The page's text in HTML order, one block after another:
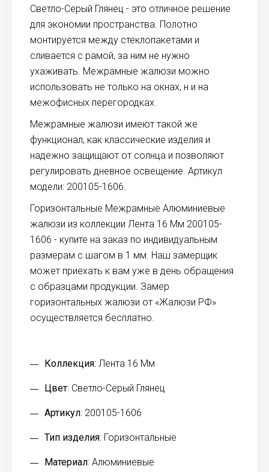
Светло-Серый Глянец - это отличное решение
для экономии пространства. Полотно
монтируется между стеклопакетами и
сливается с рамой, за ним не нужно
ухаживать. Межрамные жалюзи можно
использовать не только на окнах, н и на
межофисных перегородках.
Межрамные жалюзи имеют такой же
функционал, как классические изделия и
надежно защищают от солнца и позволяют
регулировать дневное освещение. Артикул
модели: 200105-1606.
Горизонтальные Межрамные Алюминиевые
жалюзи из коллекции Лента 16 Мм 200105-
1606 - купите на заказ по индивидуальным
размерам с шагом в 1 мм. Наш замерщик
может приехать к вам уже в день обращения
с образцами продукции. Замер
горизонтальных жалюзи от «Жалюзи.РФ»
осуществляется бесплатно.
Коллекция: Лента 16 Мм
Цвет: Светло-Серый Глянец
Артикул: 200105-1606
Тип изделия: Горизонтальные
Материал: Алюминиевые